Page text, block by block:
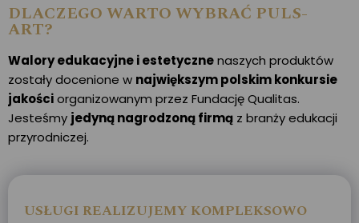
DLACZEGO WARTO WYBRAĆ PULS-
ART?
Walory edukacyjne i estetycznenaszych produktów
zostały docenione w największym polskim konkursie
jakościorganizowanym przez Fundację Qualitas.
Jesteśmy jedyną nagrodzoną firmą z branży edukacji
przyrodniczej.
USŁUGI REALIZUJEMY KOMPLEKSOWO